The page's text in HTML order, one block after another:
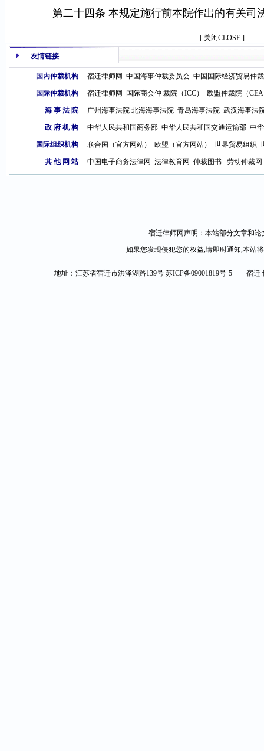
第二十四条 本规定施行前本院作出的有关司
[ 关闭CLOSE ]
友情链接
国内仲裁机构 宿迁律师网 中国海事仲裁委员会 中国国际经济贸易仲
国际仲裁机构 宿迁律师网 国际商会仲 裁院（ICC） 欧盟仲裁院（
海 事 法 院 广州海事法院 北海海事法院 青岛海事法院 武汉海事法
政 府 机 构 中华人民共和国商务部 中华人民共和国交通运输部 中
国际组织机构 联合国（官方网站） 欧盟（官方网站） 世界贸易组织
其 他 网 站 中国电子商务法律网 法律教育网 仲裁图书 劳动仲裁网
宿迁律师网声明：本站部分文章和
如果您发现侵犯您的权益,请即时通知,本站
地址：江苏省宿迁市洪泽湖路139号 苏ICP备09001819号-5 宿迁市